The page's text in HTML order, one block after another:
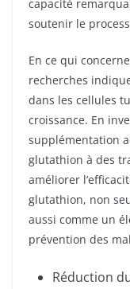
capacité
soutenir le
En ce qui
recherches
dans les cellules
croissance. En
supplémentation
glutathion à des
améliorer
glutathion, non
aussi comme un
prévention des
Réduction